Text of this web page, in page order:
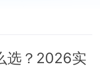
选？2026实